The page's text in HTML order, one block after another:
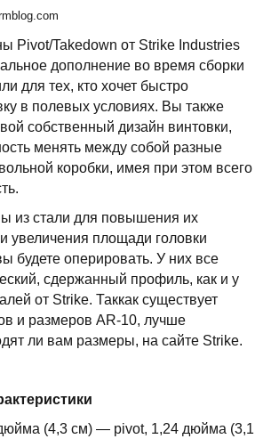
Pivot/Takedown от Strike Industries
дополнение во время сборки
для тех, кто хочет быстро
в полевых условиях. Вы также
собственный дизайн винтовки,
менять между собой разные
коробки, имея при этом всего
из стали для повышения их
увеличения площади головки
будете оперировать. У них все
сдержанный профиль, как и у
от Strike. Таккак существует
и размеров AR-10, лучше
ли вам размеры, на сайте Strike.
(4,3 см) — pivot, 1,24 дюйма (3,1